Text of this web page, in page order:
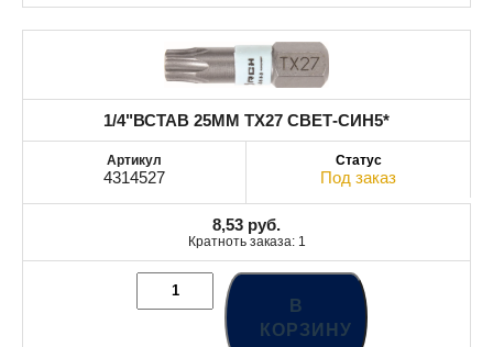
1/4"ВСТАВ 25MM TX27 СВЕТ-СИН5*
4314527 Под заказ
8,53 руб.
Кратноть заказа: 1
В
КОРЗИНУ